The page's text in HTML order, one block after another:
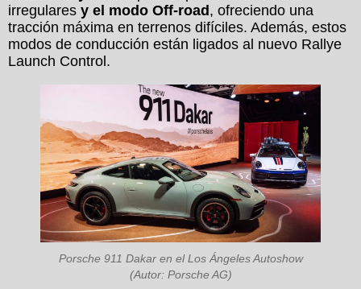
irregulares y el modo Off-road, ofreciendo una
tracción máxima en terrenos difíciles. Además, estos
modos de conducción están ligados al nuevo Rallye
Launch Control.
Porsche 911 Dakar en el Los Ángeles Autoshow
(Autor: Porsche AG)